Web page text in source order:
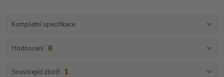
Kompletní specifikace
Hodnocení 0
Související zboží 1